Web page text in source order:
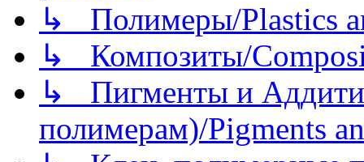
↳ Полимеры/Plastics
↳ Композиты/
↳ Пигменты и
полимерам)/Pigments